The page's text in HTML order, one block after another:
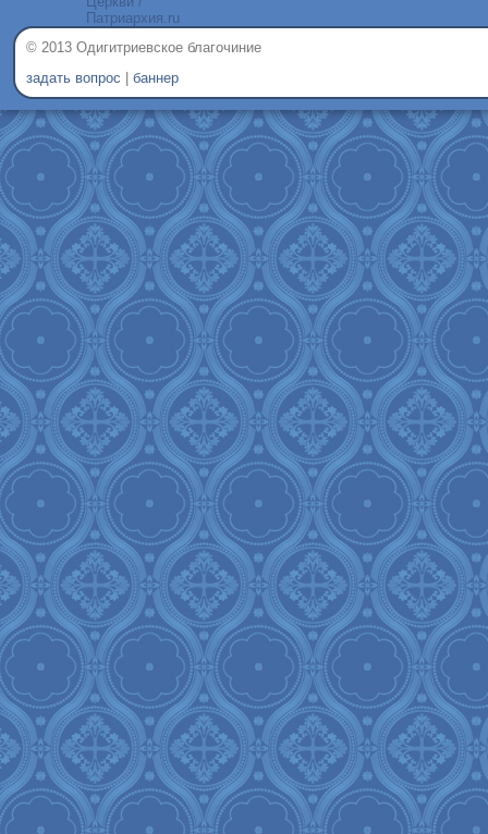
© 2013 Одигитриевское благочиние
задать вопрос
баннер